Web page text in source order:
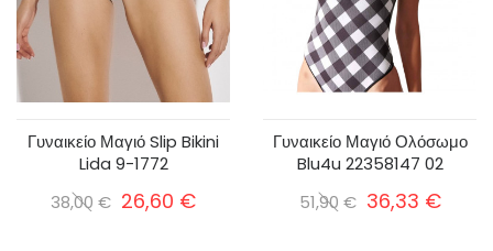
Γυναικείο Μαγιό Slip Bikini
Lida 9-1772
38,00 € 26,60 €
Γυναικείο Μαγιό Ολόσωμο
Blu4u 22358147 02
51,90 € 36,33 €